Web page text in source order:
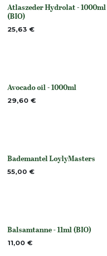
Nicht vorrättig
Atlaszeder Hydrolat - 1000ml
(BIO)
25,63 €
None
Avocado oil - 1000ml
29,60 €
None
Bademantel LoylyMasters
55,00 €
None
Balsamtanne - 11ml (BIO)
11,00 €